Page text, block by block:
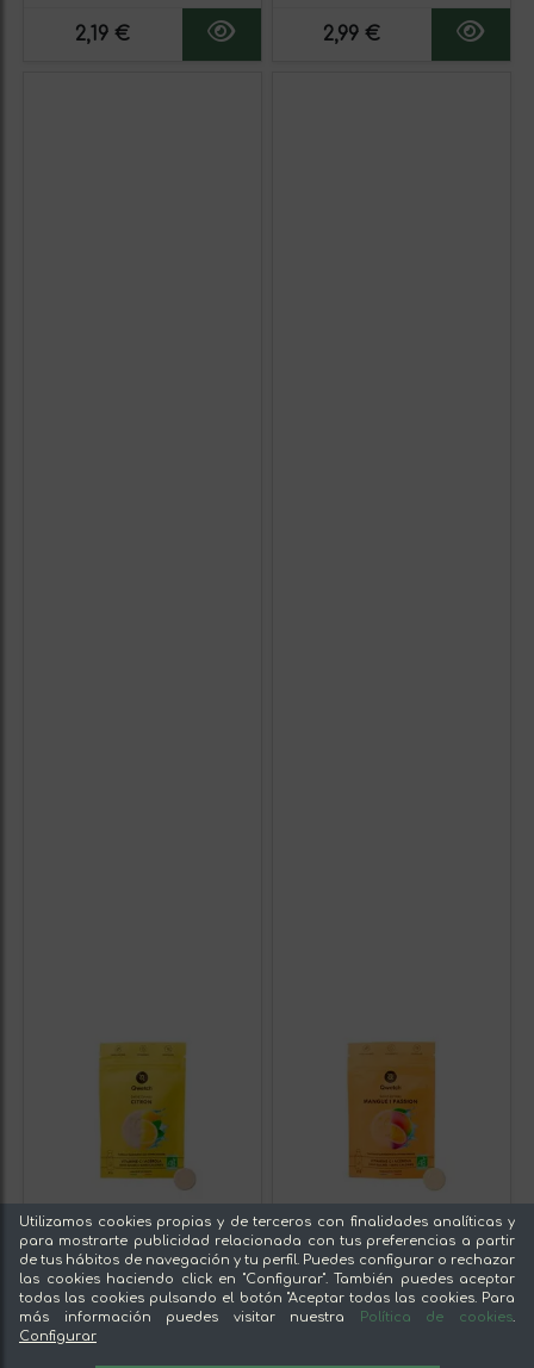
2,19 € 2,99 €
Utilizamos cookies propias y de terceros con finalidades analíticas y
para mostrarte publicidad relacionada con tus preferencias a partir
de tus hábitos de navegación y tu perfil. Puedes configurar o rechazar
las cookies haciendo click en "Configurar". También puedes aceptar
todas las cookies pulsando el botón "Aceptar todas las cookies. Para
más información puedes visitar nuestra
Política de cookies.
Configurar